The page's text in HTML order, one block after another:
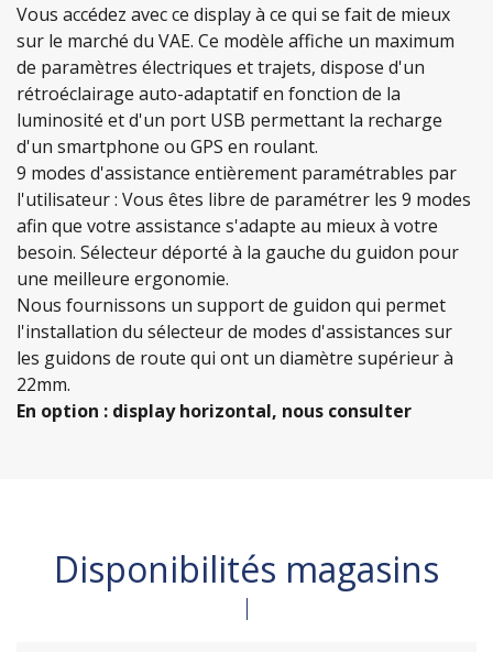
Vous accédez avec ce display à ce qui se fait de mieux
sur le marché du VAE. Ce modèle affiche un maximum
de paramètres électriques et trajets, dispose d'un
rétroéclairage auto-adaptatif en fonction de la
luminosité et d'un port USB permettant la recharge
d'un smartphone ou GPS en roulant.
9 modes d'assistance entièrement paramétrables par
l'utilisateur : Vous êtes libre de paramétrer les 9 modes
afin que votre assistance s'adapte au mieux à votre
besoin. Sélecteur déporté à la gauche du guidon pour
une meilleure ergonomie.
Nous fournissons un support de guidon qui permet
l'installation du sélecteur de modes d'assistances sur
les guidons de route qui ont un diamètre supérieur à
22mm.
En option : display horizontal, nous consulter
Disponibilités magasins